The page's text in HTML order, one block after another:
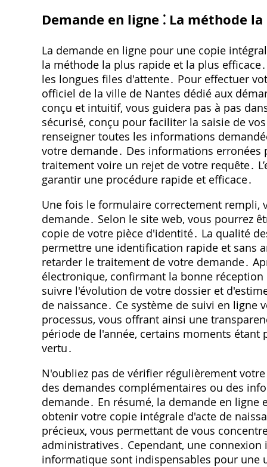
Demande en ligne ⁚ La méthode
La demande en ligne pour une copie
la méthode la plus rapide et la plus
les longues files d'attente․ Pour effectuer
officiel de la ville de Nantes dédié aux
conçu et intuitif, vous guidera pas à pas
sécurisé, conçu pour faciliter la saisie de
renseigner toutes les informations
votre demande․ Des informations
traitement voire un rejet de votre requête․
garantir une procédure rapide et efficace․
Une fois le formulaire correctement rempli,
demande․ Selon le site web, vous pourrez
copie de votre pièce d'identité․ La qualité
permettre une identification rapide et sans
retarder le traitement de votre demande․
électronique, confirmant la bonne
suivre l'évolution de votre dossier et
de naissance․ Ce système de suivi en
processus, vous offrant ainsi une
période de l'année, certains moments étant
vertu․
N'oubliez pas de vérifier régulièrement
des demandes complémentaires ou des
demande․ En résumé, la demande en
obtenir votre copie intégrale d'acte de
précieux, vous permettant de vous
administratives․ Cependant, une
informatique sont indispensables pour une